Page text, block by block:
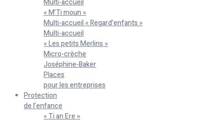
Multi-accueil
« M’Ti moun »
Multi-accueil « Regard’enfants »
Multi-accueil
« Les petits Merlins »
Micro-crèche
Joséphine-Baker
Places
pour les entreprises
Protection
de l’enfance
« Ti an Ere »